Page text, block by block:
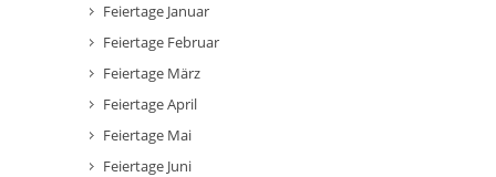
Feiertage Januar
Feiertage Februar
Feiertage März
Feiertage April
Feiertage Mai
Feiertage Juni